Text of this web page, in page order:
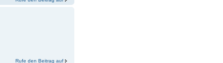
Rufe den Beitrag auf